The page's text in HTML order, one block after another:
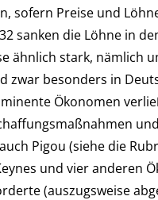
sofern Preise und
sanken die Löhne in
ähnlich stark, nämlich
zwar besonders in
Ökonomen
Pigou (siehe die
und vier anderen
(auszugsweise